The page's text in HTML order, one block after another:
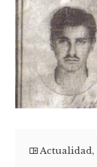
Actualidad,